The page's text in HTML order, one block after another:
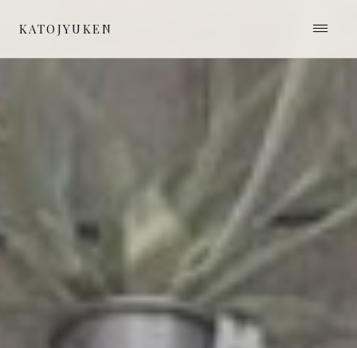
KATOJYUKEN ≡